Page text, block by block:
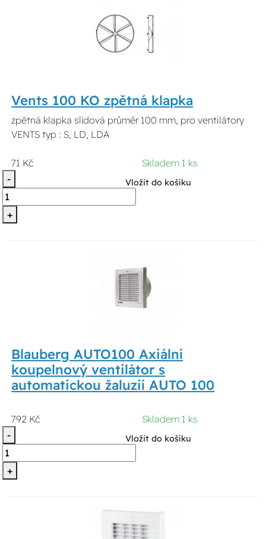
Vents 100 KO zpětná klapka
zpětná klapka slídová průměr 100 mm, pro ventilátory
VENTS typ : S, LD, LDA
71 Kč
Skladem 1 ks
-
+
Vložit do košíku
Blauberg AUTO100 Axiální
koupelnový ventilátor s
automatickou žaluzií AUTO 100
792 Kč
Skladem 1 ks
-
+
Vložit do košíku